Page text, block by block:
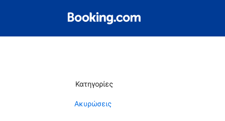
Κατηγορίες
Ακυρώσεις